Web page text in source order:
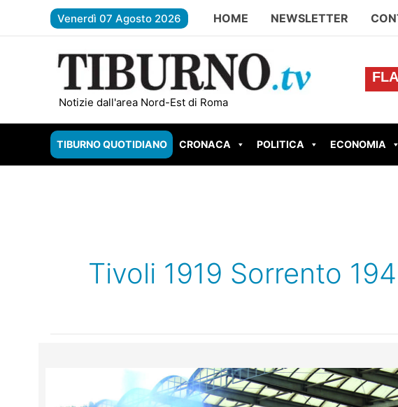
Venerdì 07 Agosto 2026 HOME NEWSLETTER
Notizie dall'area Nord-Est di Roma
ROMA – Carburante contaminato, scatta l’allarme
TIBURNO QUOTIDIANO CRONACA POLITICA ECONOMIA
Tivoli 1919 Sorrento